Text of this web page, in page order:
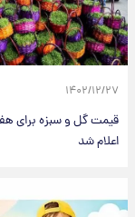
۱۴۰۲/۱۲/۲۷
قیمت گل و سبزه برای
اعلام شد